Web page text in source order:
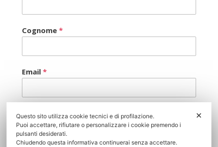
Cognome *
Email *
Consenso*
Acconsento al trattamento dei miei dati personali
in conformità con l’
✕
Questo sito utilizza cookie tecnici e di profilazione.
Puoi accettare, rifiutare o personalizzare i cookie premendo i
pulsanti desiderati.
Chiudendo questa informativa continuerai senza accettare.